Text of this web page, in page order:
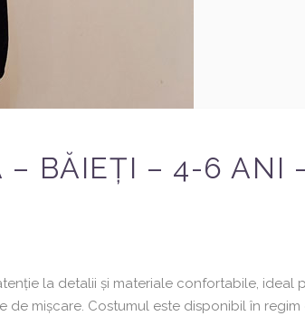
BĂIEȚI – 4-6 ANI
la detalii și materiale confortabile, ideal
mișcare. Costumul este disponibil în